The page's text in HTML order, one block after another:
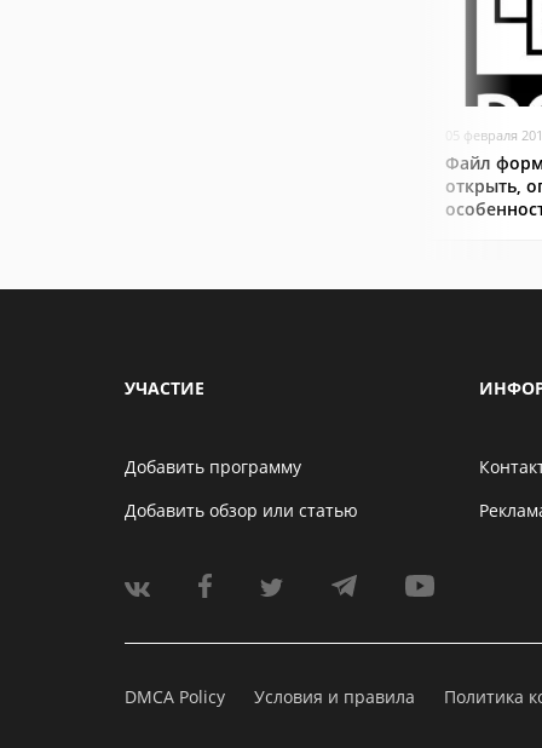
05 февраля
Файл
открыть,
УЧАСТИЕ
Добавить программу
Добавить обзор или статью
DMCA Policy Условия и правила Политика